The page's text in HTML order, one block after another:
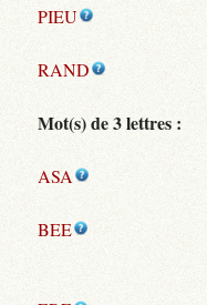
PIEU
RAND
Mot(s) de 3 lettres :
ASA
BEE